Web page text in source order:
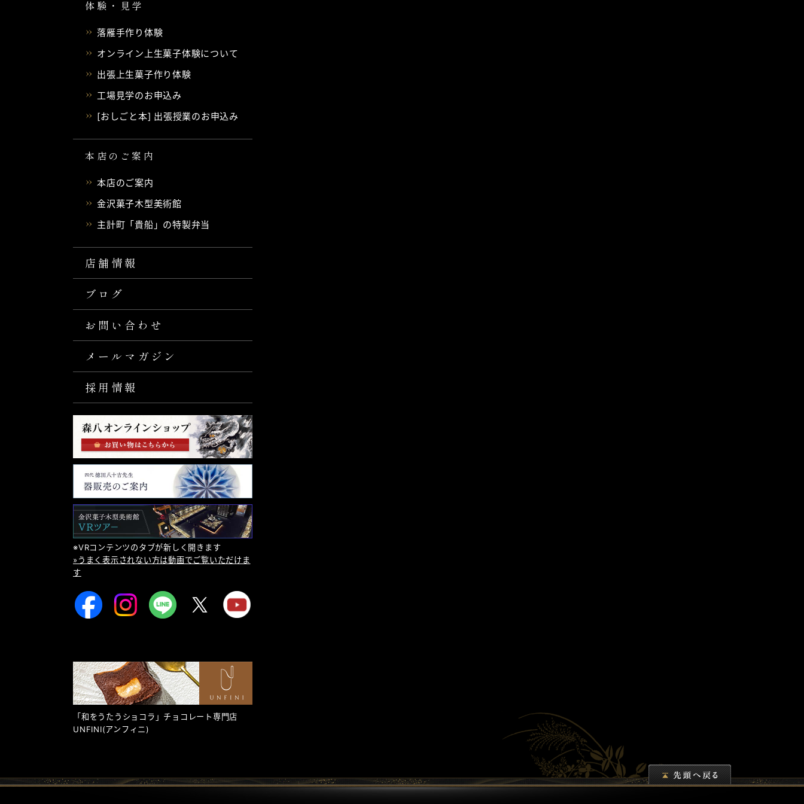
体験・見学
落雁手作り体験
オンライン上生菓子体験について
出張上生菓子作り体験
工場見学のお申込み
[おしごと本] 出張授業のお申込み
本店のご案内
本店のご案内
金沢菓子木型美術館
主計町「貴船」の特製弁当
店舗情報
ブログ
お問い合わせ
メールマガジン
採用情報
※VRコンテンツのタブが新しく開きます
»うまく表示されない方は動画でご覧いただけま
す
「和をうたうショコラ」チョコレート専門店
UNFINI(アンフィニ)